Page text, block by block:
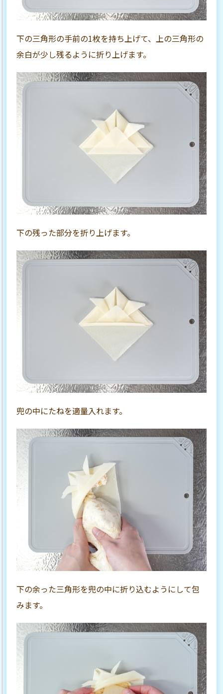
下の三角形の手前の1枚を持ち上げて、上の三角形の
余白が少し残るように折り上げます。
下の残った部分を折り上げます。
兜の中にたねを適量入れます。
下の余った三角形を兜の中に折り込むようにして包
みます。